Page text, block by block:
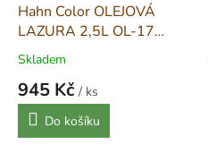
Hahn Color OLEJOVÁ
LAZURA 2,5L OL-17
Platinově šedá -
Platingrau
Skladem
945 Kč / ks
Měrná
cena: Do košíku